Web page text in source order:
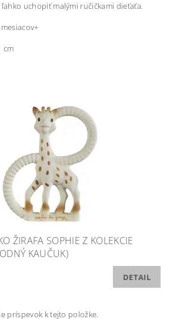
uchopiť malými ručičkami dieťaťa.
cm
ŽIRAFA SOPHIE Z KOLEKCIE
KAUČUK)
DETAIL
príspevok k tejto položke.